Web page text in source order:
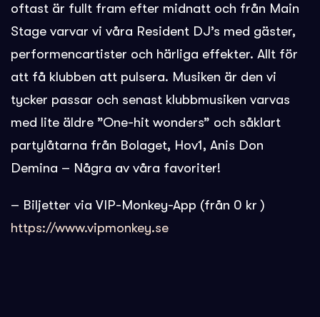
oftast är fullt fram efter midnatt och från Main
Stage varvar vi våra Resident DJ’s med gäster,
performencartister och härliga effekter. Allt för
att få klubben att pulsera. Musiken är den vi
tycker passar och senast klubbmusiken varvas
med lite äldre ”One-hit wonders” och såklart
partylåtarna från Bolaget, Hov1, Anis Don
Demina – Några av våra favoriter!
– Biljetter via VIP-Monkey-App (från 0 kr )
https://www.vipmonkey.se